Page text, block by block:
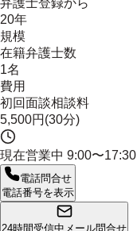
弁護士登録から
20年
規模
在籍弁護士数
1名
費用
初回面談相談料
5,500円(30分)
現在営業中 9:00〜17:30
電話問合せ
電話番号を表示
24時間受信中 メール問合せ